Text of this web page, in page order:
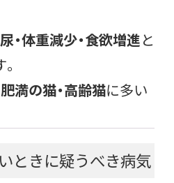
・体重減少・食欲増進と
満の猫・高齢猫に多い
ときに疑うべき病気